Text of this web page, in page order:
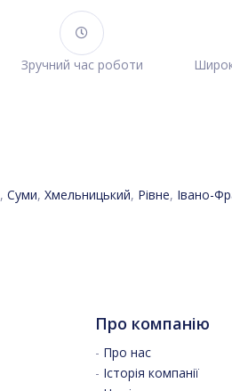
Зручний час роботи
, Суми, Хмельницький, Рівне, Івано-
Про компанію
- Про нас
- Історія компанії